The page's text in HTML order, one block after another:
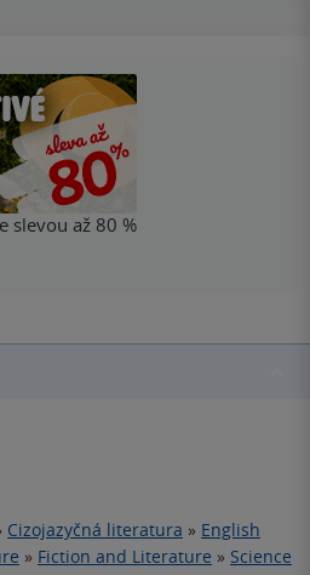
slevou až 80 %
Cizojazyčná literatura » English
» Fiction and Literature » Science